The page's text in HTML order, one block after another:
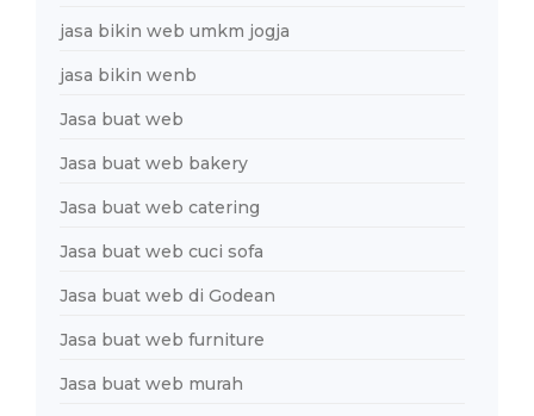
jasa bikin web umkm jogja
jasa bikin wenb
Jasa buat web
Jasa buat web bakery
Jasa buat web catering
Jasa buat web cuci sofa
Jasa buat web di Godean
Jasa buat web furniture
Jasa buat web murah